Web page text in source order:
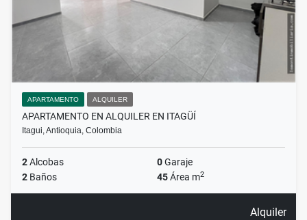
APARTAMENTO ALQUILER
APARTAMENTO EN ALQUILER EN ITAGÜÍ
Itagui, Antioquia, Colombia
2Alcobas 0Garaje
2 Baños 45Área m2
Alquiler